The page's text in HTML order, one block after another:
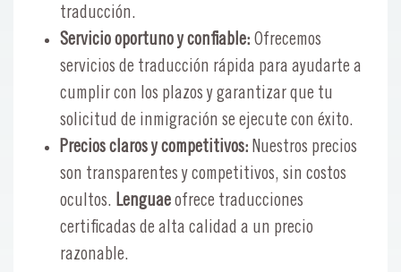
traducción.
Servicio oportuno y confiable: Ofrecemos
servicios de traducción rápida para ayudarte a
cumplir con los plazos y garantizar que tu
solicitud de inmigración se ejecute con éxito.
Precios claros y competitivos: Nuestros precios
son transparentes y competitivos, sin costos
ocultos. Lenguae ofrece traducciones
certificadas de alta calidad a un precio
razonable.